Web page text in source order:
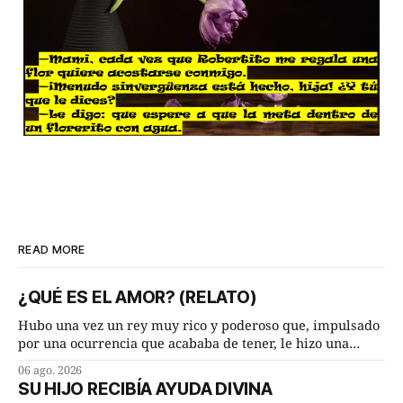
READ MORE
¿QUÉ ES EL AMOR? (RELATO)
Hubo una vez un rey muy rico y poderoso que, impulsado
por una ocurrencia que acababa de tener, le hizo una
Dime, hombre sabio, ¿qué es el amor según tú? Su
consejero, que era muy prudente y astuto le respondió de
06 ago. 2026
SU HIJO RECIBÍA AYUDA DIVINA